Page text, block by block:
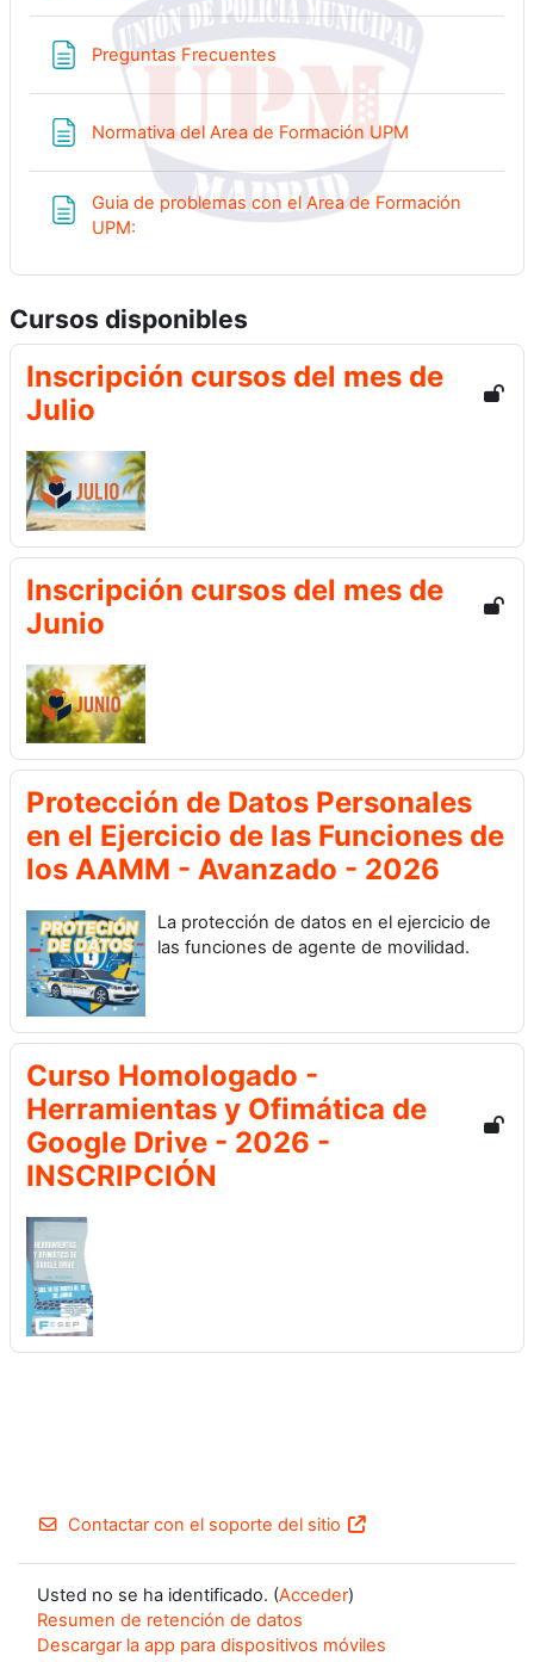
Preguntas Frecuentes
Normativa del Area de Formación UPM
Guia de problemas con el Area de Formación
UPM:
Cursos disponibles
Inscripción cursos del mes de
Julio
Inscripción cursos del mes de
Junio
Protección de Datos Personales
en el Ejercicio de las Funciones de
los AAMM - Avanzado - 2026
La protección de datos en el ejercicio de
las funciones de agente de movilidad.
Curso Homologado -
Herramientas y Ofimática de
Google Drive - 2026 -
INSCRIPCIÓN
Contactar con el soporte del sitio
Usted no se ha identificado. (Acceder)
Resumen de retención de datos
Descargar la app para dispositivos móviles